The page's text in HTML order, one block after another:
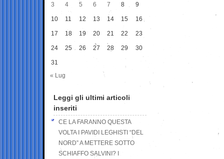
3 4 5 6 7 8 9
10 11 12 13 14 15 16
17 18 19 20 21 22 23
24 25 26 27 28 29 30
31
« Lug
Leggi gli ultimi articoli
inseriti
CE LA FARANNO QUESTA
VOLTA I PAVIDI LEGHISTI “DEL
NORD” A METTERE SOTTO
SCHIAFFO SALVINI? I